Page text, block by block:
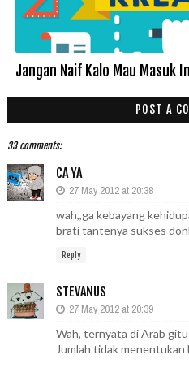
Jangan Naif Kalo Mau
POST A
33 comments:
CA YA
27 May 2012 at 20:38
wah,,ga kebayang
brati tantenya sukses
Reply
STEVANUS
27 May 2012 at 20:39
Wah, ternyata di Arab
Jumlah tidak menentukan